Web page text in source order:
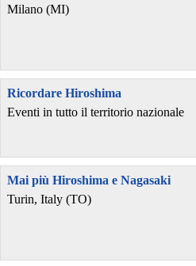
Milano (MI)
Ricordare Hiroshima
Eventi in tutto il territorio nazionale
Mai più Hiroshima e Nagasaki
Turin, Italy (TO)